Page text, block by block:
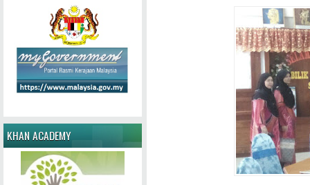
KHAN ACADEMY